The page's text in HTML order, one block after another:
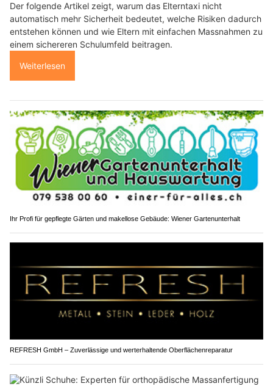
Der folgende Artikel zeigt, warum das Elterntaxi nicht
automatisch mehr Sicherheit bedeutet, welche Risiken dadurch
entstehen können und wie Eltern mit einfachen Massnahmen zu
einem sichereren Schulumfeld beitragen.
Weiterlesen
Ihr Profi für gepflegte Gärten und makellose Gebäude: Wiener Gartenunterhalt
REFRESH GmbH – Zuverlässige und werterhaltende Oberflächenreparatur